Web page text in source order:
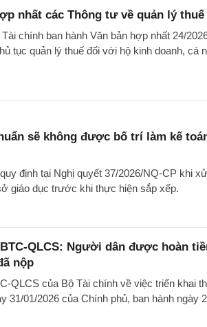
nhất các Thông tư về quản lý
chính ban hành Văn bản hợp nhất 24/
tục quản lý thuế đối với hộ kinh doanh, cá
sẽ không được bố trí làm kế
định tại Nghị quyết 37/2026/NQ-CP khi
giáo dục trước khi thực hiện sắp xếp.
BTC-QLCS: Người dân được hoàn
nộp
QLCS của Bộ Tài chính về việc triển khai
31/01/2026 của Chính phủ, ban hành ngày